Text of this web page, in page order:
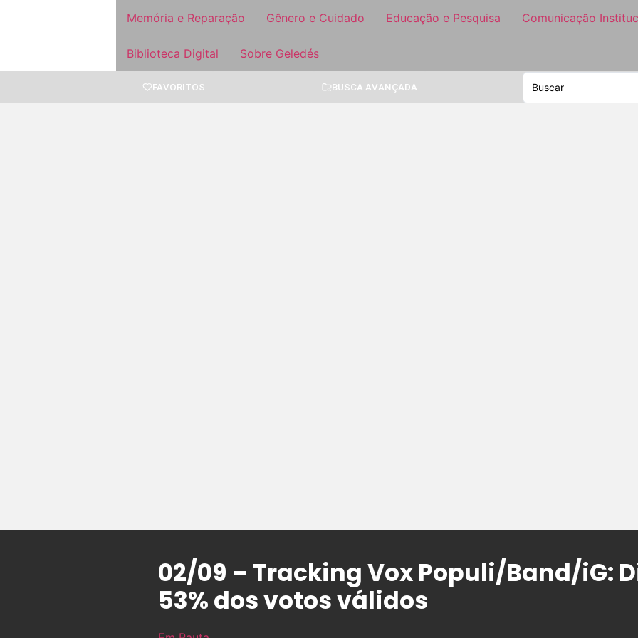
Memória e Reparação Gênero e Cuidado Educação e Pesquisa Comunicação
Biblioteca Digital Sobre Geledés
FAVORITOS BUSCA AVANÇADA
02/09 – Tracking Vox Populi/Band/iG:
53% dos votos válidos